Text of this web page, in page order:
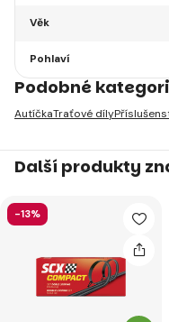
Věk
Pohlaví
Podobné
AutíčkaTraťové díly
Další produkty
-13%